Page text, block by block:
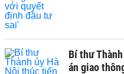
Bí thư
án giao